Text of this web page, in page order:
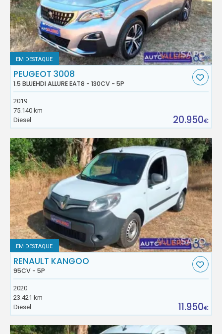
EM DESTAQUE
PEUGEOT 3008
1.5 BLUEHDI ALLURE EAT8 - 130CV - 5P
2019
75.140 km
Diesel
20.950€
EM DESTAQUE
RENAULT KANGOO
95CV - 5P
2020
23.421 km
Diesel
11.950€